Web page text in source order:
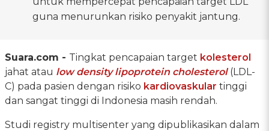
guna menurunkan risiko penyakit jantung.
Suara.com - Tingkat pencapaian target kolesterol
jahat atau low density lipoprotein cholesterol(LDL-
C) pada pasien dengan risiko kardiovaskular tinggi
dan sangat tinggi di Indonesia masih rendah.
Studi registry multisenter yang dipublikasikan dalam